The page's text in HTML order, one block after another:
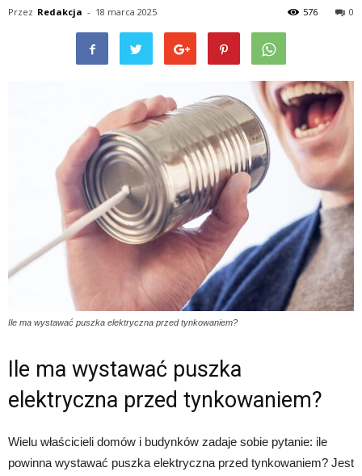
Przez Redakcja - 18 marca 2025 0
576
Ile ma wystawać puszka elektryczna przed tynkowaniem?
Ile ma wystawać puszka
elektryczna przed tynkowaniem?
Wielu właścicieli domów i budynków zadaje sobie pytanie: ile
powinna wystawać puszka elektryczna przed tynkowaniem? Jest